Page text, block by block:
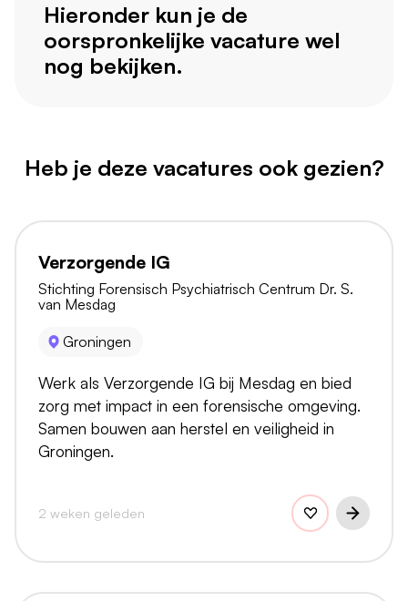
Hieronder kun je de
oorspronkelijke vacature wel
nog bekijken.
Heb je deze vacatures ook gezien?
Verzorgende IG
Stichting Forensisch Psychiatrisch Centrum Dr. S.
van Mesdag
Groningen
Werk als Verzorgende IG bij Mesdag en bied
zorg met impact in een forensische omgeving.
Samen bouwen aan herstel en veiligheid in
Groningen.
2 weken geleden